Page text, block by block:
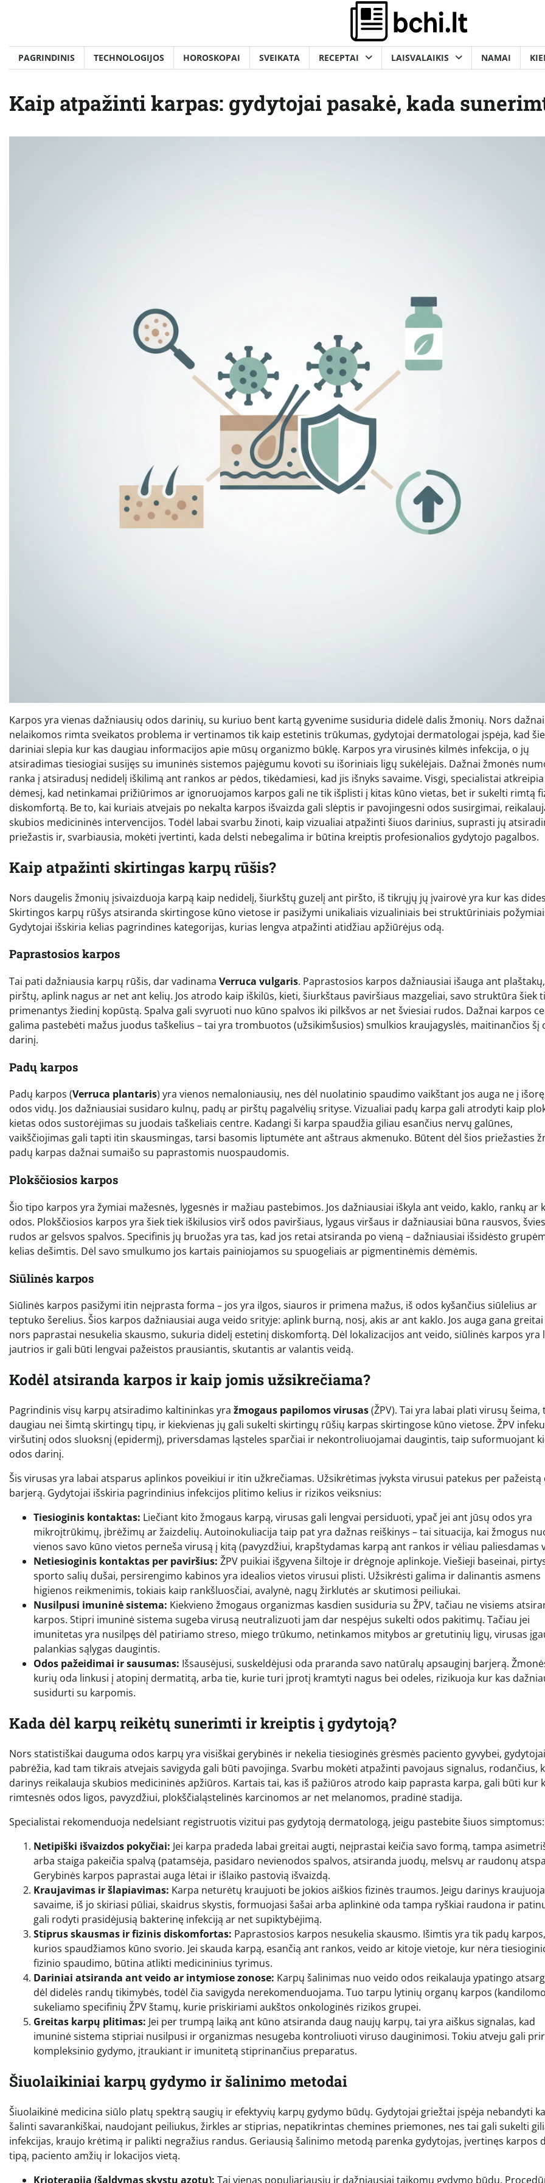
PAGRINDINIS TECHNOLOGIJOS HOROSKOPAI SVEIKATA RECEPTAI LAISVALAIKIS NAMAI
Kaip atpažinti karpas: gydytojai pasakė, kada
Karpos yra vienas dažniausių odos darinių, su kuriuo bent kartą gyvenime susiduria didelė dalis žmonių. Nors
nelaikomos rimta sveikatos problema ir vertinamos tik kaip estetinis trūkumas, gydytojai dermatologai įspėja, kad
dariniai slepia kur kas daugiau informacijos apie mūsų organizmo būklę. Karpos yra virusinės kilmės infekcija, o jų
atsiradimas tiesiogiai susijęs su imuninės sistemos pajėgumu kovoti su išoriniais ligų sukėlėjais. Dažnai žmonės
ranka į atsiradusį nedidelį iškilimą ant rankos ar pėdos, tikėdamiesi, kad jis išnyks savaime. Visgi, specialistai atkreipia
dėmesį, kad netinkamai prižiūrimos ar ignoruojamos karpos gali ne tik išplisti į kitas kūno vietas, bet ir sukelti rimtą
diskomfortą. Be to, kai kuriais atvejais po nekalta karpos išvaizda gali slėptis ir pavojingesni odos susirgimai,
skubios medicininės intervencijos. Todėl labai svarbu žinoti, kaip vizualiai atpažinti šiuos darinius, suprasti jų
priežastis ir, svarbiausia, mokėti įvertinti, kada delsti nebegalima ir būtina kreiptis profesionalios gydytojo pagalbos.
Kaip atpažinti skirtingas karpų rūšis?
Nors daugelis žmonių įsivaizduoja karpą kaip nedidelį, šiurkštų guzelį ant piršto, iš tikrųjų jų įvairovė yra kur kas
Skirtingos karpų rūšys atsiranda skirtingose kūno vietose ir pasižymi unikaliais vizualiniais bei struktūriniais
Gydytojai išskiria kelias pagrindines kategorijas, kurias lengva atpažinti atidžiau apžiūrėjus odą.
Paprastosios karpos
Tai pati dažniausia karpų rūšis, dar vadinama Verruca vulgaris. Paprastosios karpos dažniausiai išauga ant plaštakų,
pirštų, aplink nagus ar net ant kelių. Jos atrodo kaip iškilūs, kieti, šiurkštaus paviršiaus mazgeliai, savo struktūra šiek
primenantys žiedinį kopūstą. Spalva gali svyruoti nuo kūno spalvos iki pilkšvos ar net šviesiai rudos. Dažnai karpos
galima pastebėti mažus juodus taškelius – tai yra trombuotos (užsikimšusios) smulkios kraujagyslės, maitinančios šį
darinį.
Padų karpos
Padų karpos (Verruca plantaris) yra vienos nemaloniausių, nes dėl nuolatinio spaudimo vaikštant jos auga ne į
odos vidų. Jos dažniausiai susidaro kulnų, padų ar pirštų pagalvėlių srityse. Vizualiai padų karpa gali atrodyti kaip
kietas odos sustorėjimas su juodais taškeliais centre. Kadangi ši karpa spaudžia giliau esančius nervų galūnes,
vaikščiojimas gali tapti itin skausmingas, tarsi basomis liptumėte ant aštraus akmenuko. Būtent dėl šios priežasties
padų karpas dažnai sumaišo su paprastomis nuospaudomis.
Plokščiosios karpos
Šio tipo karpos yra žymiai mažesnės, lygesnės ir mažiau pastebimos. Jos dažniausiai iškyla ant veido, kaklo, rankų ar
odos. Plokščiosios karpos yra šiek tiek iškilusios virš odos paviršiaus, lygaus viršaus ir dažniausiai būna rausvos,
rudos ar gelsvos spalvos. Specifinis jų bruožas yra tas, kad jos retai atsiranda po vieną – dažniausiai išsidėsto
kelias dešimtis. Dėl savo smulkumo jos kartais painiojamos su spuogeliais ar pigmentinėmis dėmėmis.
Siūlinės karpos
Siūlinės karpos pasižymi itin neįprasta forma – jos yra ilgos, siauros ir primena mažus, iš odos kyšančius siūlelius ar
teptuko šerelius. Šios karpos dažniausiai auga veido srityje: aplink burną, nosį, akis ar ant kaklo. Jos auga gana
nors paprastai nesukelia skausmo, sukuria didelį estetinį diskomfortą. Dėl lokalizacijos ant veido, siūlinės karpos yra
jautrios ir gali būti lengvai pažeistos prausiantis, skutantis ar valantis veidą.
Kodėl atsiranda karpos ir kaip jomis užsikrečiama?
Pagrindinis visų karpų atsiradimo kaltininkas yra žmogaus papilomos virusas(ŽPV). Tai yra labai plati virusų
daugiau nei šimtą skirtingų tipų, ir kiekvienas jų gali sukelti skirtingų rūšių karpas skirtingose kūno vietose. ŽPV
viršutinį odos sluoksnį (epidermį), priversdamas ląsteles sparčiai ir nekontroliuojamai daugintis, taip suformuojant
odos darinį.
Šis virusas yra labai atsparus aplinkos poveikiui ir itin užkrečiamas. Užsikrėtimas įvyksta virusui patekus per pažeistą
barjerą. Gydytojai išskiria pagrindinius infekcijos plitimo kelius ir rizikos veiksnius:
Tiesioginis kontaktas: Liečiant kito žmogaus karpą, virusas gali lengvai persiduoti, ypač jei ant jūsų odos yra
mikroįtrūkimų, įbrėžimų ar žaizdelių. Autoinokuliacija taip pat yra dažnas reiškinys – tai situacija, kai žmogus
vienos savo kūno vietos perneša virusą į kitą (pavyzdžiui, krapštydamas karpą ant rankos ir vėliau paliesdamas
Netiesioginis kontaktas per paviršius: ŽPV puikiai išgyvena šiltoje ir drėgnoje aplinkoje. Viešieji baseinai,
sporto salių dušai, persirengimo kabinos yra idealios vietos virusui plisti. Užsikrėsti galima ir dalinantis asmens
higienos reikmenimis, tokiais kaip rankšluosčiai, avalynė, nagų žirklutės ar skutimosi peiliukai.
Nusilpusi imuninė sistema: Kiekvieno žmogaus organizmas kasdien susiduria su ŽPV, tačiau ne visiems
karpos. Stipri imuninė sistema sugeba virusą neutralizuoti jam dar nespėjus sukelti odos pakitimų. Tačiau jei
imunitetas yra nusilpęs dėl patiriamo streso, miego trūkumo, netinkamos mitybos ar gretutinių ligų, virusas
palankias sąlygas daugintis.
Odos pažeidimai ir sausumas: Išsausėjusi, suskeldėjusi oda praranda savo natūralų apsauginį barjerą.
kurių oda linkusi į atopinį dermatitą, arba tie, kurie turi įprotį kramtyti nagus bei odeles, rizikuoja kur kas
susidurti su karpomis.
Kada dėl karpų reikėtų sunerimti ir kreiptis į gydytoją?
Nors statistiškai dauguma odos karpų yra visiškai gerybinės ir nekelia tiesioginės grėsmės paciento gyvybei, gydytojai
pabrėžia, kad tam tikrais atvejais savigyda gali būti pavojinga. Svarbu mokėti atpažinti pavojaus signalus, rodančius,
darinys reikalauja skubios medicininės apžiūros. Kartais tai, kas iš pažiūros atrodo kaip paprasta karpa, gali būti kur
rimtesnės odos ligos, pavyzdžiui, plokščialąstelinės karcinomos ar net melanomos, pradinė stadija.
Specialistai rekomenduoja nedelsiant registruotis vizitui pas gydytoją dermatologą, jeigu pastebite šiuos simptomus:
Netipiški išvaizdos pokyčiai: Jei karpa pradeda labai greitai augti, neįprastai keičia savo formą, tampa
arba staiga pakeičia spalvą (patamsėja, pasidaro nevienodos spalvos, atsiranda juodų, melsvų ar raudonų
Gerybinės karpos paprastai auga lėtai ir išlaiko pastovią išvaizdą.
Kraujavimas ir šlapiavimas: Karpa neturėtų kraujuoti be jokios aiškios fizinės traumos. Jeigu darinys kraujuoja
savaime, iš jo skiriasi pūliai, skaidrus skystis, formuojasi šašai arba aplinkinė oda tampa ryškiai raudona ir
gali rodyti prasidėjusią bakterinę infekciją ar net supiktybėjimą.
Stiprus skausmas ir fizinis diskomfortas: Paprastosios karpos nesukelia skausmo. Išimtis yra tik padų karpos,
kurios spaudžiamos kūno svorio. Jei skauda karpą, esančią ant rankos, veido ar kitoje vietoje, kur nėra
fizinio spaudimo, būtina atlikti medicininius tyrimus.
Dariniai atsiranda ant veido ar intymiose zonose: Karpų šalinimas nuo veido odos reikalauja ypatingo
dėl didelės randų tikimybės, todėl čia savigyda nerekomenduojama. Tuo tarpu lytinių organų karpos
sukeliamo specifinių ŽPV štamų, kurie priskiriami aukštos onkologinės rizikos grupei.
Greitas karpų plitimas: Jei per trumpą laiką ant kūno atsiranda daug naujų karpų, tai yra aiškus signalas, kad
imuninė sistema stipriai nusilpusi ir organizmas nesugeba kontroliuoti viruso dauginimosi. Tokiu atveju gali
kompleksinio gydymo, įtraukiant ir imunitetą stiprinančius preparatus.
Šiuolaikiniai karpų gydymo ir šalinimo metodai
Šiuolaikinė medicina siūlo platų spektrą saugių ir efektyvių karpų gydymo būdų. Gydytojai griežtai įspėja nebandyti
šalinti savarankiškai, naudojant peiliukus, žirkles ar stiprias, nepatikrintas chemines priemones, nes tai gali sukelti
infekcijas, kraujo krėtimą ir palikti negražius randus. Geriausią šalinimo metodą parenka gydytojas, įvertinęs karpos
tipą, paciento amžių ir lokacijos vietą.
Krioterapija (šaldymas skystu azotu): Tai vienas populiariausių ir dažniausiai taikomų gydymo būdų.